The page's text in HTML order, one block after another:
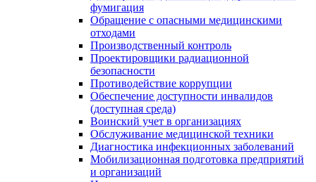
фумигация
Обращение с опасными медицинскими
отходами
Производственный контроль
Проектировщики радиационной
безопасности
Противодействие коррупции
Обеспечение доступности инвалидов
(доступная среда)
Воинский учет в организациях
Обслуживание медицинской техники
Диагностика инфекционных заболеваний
Мобилизационная подготовка предприятий
и организаций